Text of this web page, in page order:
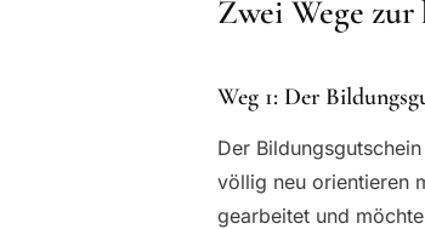
Zwei Wege
Weg 1: Der
Der
völlig neu orientieren
gearbeitet und